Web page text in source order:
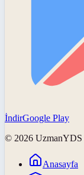
İndirGoogle Play
© 2026 UzmanYDS
Anasayfa